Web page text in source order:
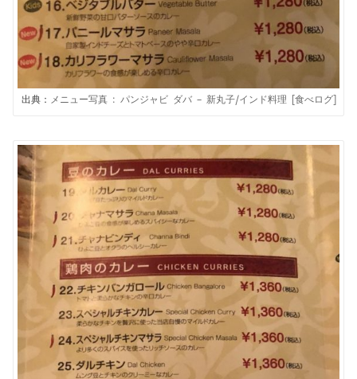
出典： メニュー写真 : パンジャビ ダバ – 新丸子/インド料理 [食べログ]